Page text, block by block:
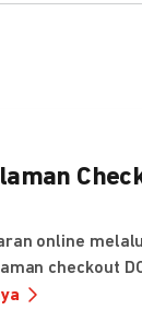
online
checkout